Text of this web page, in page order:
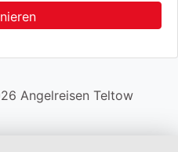
Angelreisen Teltow